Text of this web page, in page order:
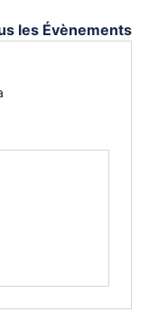
les Évènements